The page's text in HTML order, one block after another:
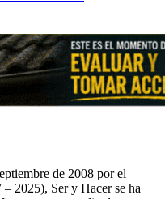
de 2008 por el
2025), Ser y Hacer se ha